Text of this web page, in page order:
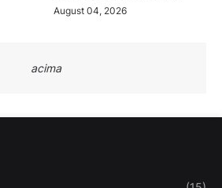
August 04, 2026
acima